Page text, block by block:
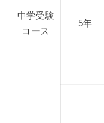
中学受験
コース
5年